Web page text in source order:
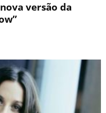
versão da